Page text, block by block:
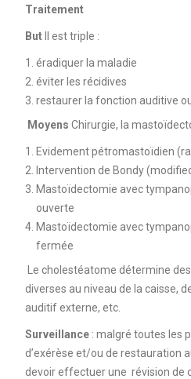
Traitement
ButIl est triple :
éradiquer la maladie
éviter les récidives
restaurer la fonction auditive
Moyens Chirurgie, la
Evidement pétromastoïdien
Intervention de Bondy
Mastoïdectomie avec
ouverte
Mastoïdectomie avec
fermée
Le cholestéatome détermine
diverses au niveau de la caisse,
auditif externe, etc.
Surveillance: malgré toutes les
d’exérèse et/ou de restauration
devoir effectuer une révision de